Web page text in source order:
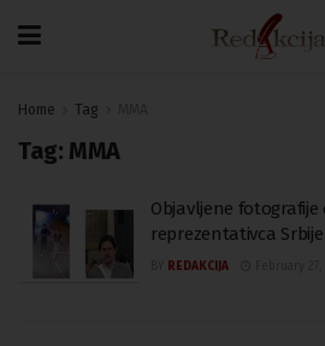
Home Tag
Tag: MMA
Objavljene
reprezentativca Srbije
REDAKCIJA